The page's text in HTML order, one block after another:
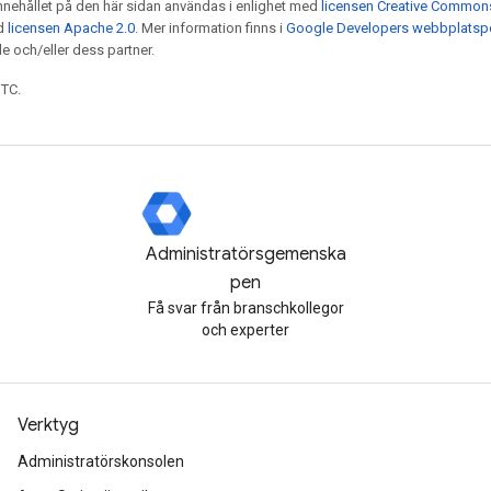
på den här sidan användas i enlighet med licensen Creative
licensen Apache 2.0. Mer information finns i Google Developers
och/eller dess partner.
Administratörsgemenska
pen
Få svar från branschkollegor
och experter
Verktyg
Administratörskonsolen